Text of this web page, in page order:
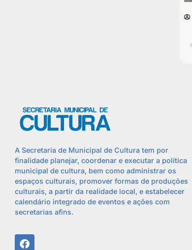
A Secretaria de Municipal de Cultura tem por
finalidade planejar, coordenar e executar a política
municipal de cultura, bem como administrar os
espaços culturais, promover formas de produções
culturais, a partir da realidade local, e estabelecer
calendário integrado de eventos e ações com
secretarias afins.